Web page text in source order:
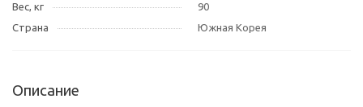
Вес, кг
90
Страна
Южная Корея
Описание